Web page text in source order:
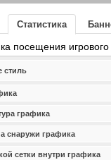
Статистика
посещения
стиль
графика
снаружи графика
сетки внутри графика